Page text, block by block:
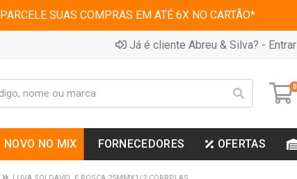
PARCELE SUAS COMPRAS EM ATÉ 6X NO CARTÃO*
Já é cliente Abreu & Silva? - Entrar
0
NOVO NO MIX FORNECEDORES OFERTAS